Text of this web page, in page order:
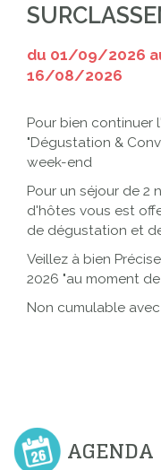
du 01/09/2026
16/08/2026
Pour bien continuer
"Dégustation &
week-end
Pour un séjour de 2
d'hôtes vous est
de dégustation et
Veillez à bien
2026 "au moment
Non cumulable
AGENDA